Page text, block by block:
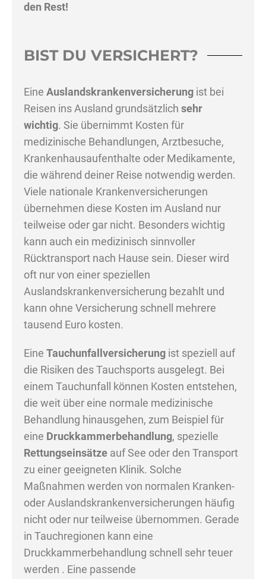
den Rest!
BIST DU VERSICHERT?
EineAuslandskrankenversicherung ist bei
Reisen ins Ausland grundsätzlich sehr
wichtig. Sie übernimmt Kosten für
medizinische Behandlungen, Arztbesuche,
Krankenhausaufenthalte oder Medikamente,
die während deiner Reise notwendig werden.
Viele nationale Krankenversicherungen
übernehmen diese Kosten im Ausland nur
teilweise oder gar nicht. Besonders wichtig
kann auch ein medizinisch sinnvoller
Rücktransport nach Hause sein. Dieser wird
oft nur von einer speziellen
Auslandskrankenversicherung bezahlt und
kann ohne Versicherung schnell mehrere
tausend Euro kosten.
EineTauchunfallversicherung ist speziell auf
die Risiken des Tauchsports ausgelegt. Bei
einem Tauchunfall können Kosten entstehen,
die weit über eine normale medizinische
Behandlung hinausgehen, zum Beispiel für
eine Druckkammerbehandlung, spezielle
Rettungseinsätze auf See oder den Transport
zu einer geeigneten Klinik. Solche
Maßnahmen werden von normalen Kranken-
oder Auslandskrankenversicherungen häufig
nicht oder nur teilweise übernommen. Gerade
in Tauchregionen kann eine
Druckkammerbehandlung schnell sehr teuer
werden . Eine passende